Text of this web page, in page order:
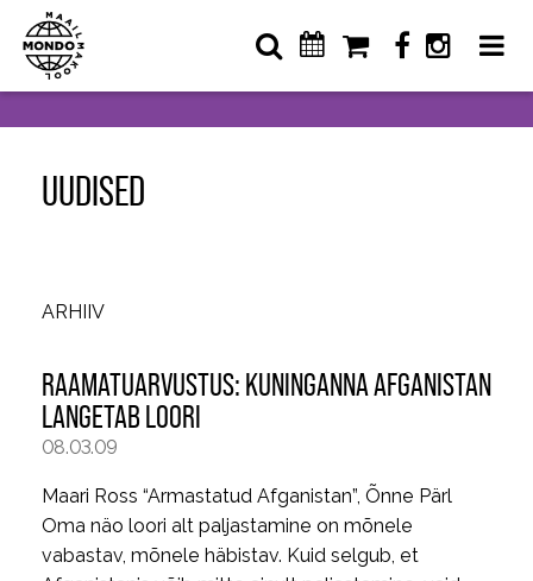
UUDISED
ARHIIV
RAAMATUARVUSTUS: KUNINGANNA AFGANISTAN
LANGETAB LOORI
08.03.09
Maari Ross “Armastatud Afganistan”, Õnne Pärl
Oma näo loori alt paljastamine on mõnele
vabastav, mõnele häbistav. Kuid selgub, et